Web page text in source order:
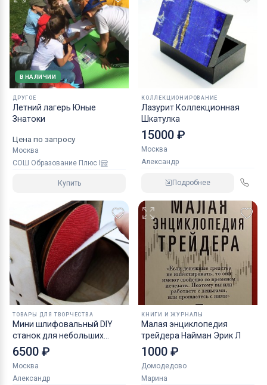
В НАЛИЧИИ
ДРУГОЕ
Летний лагерь Юные
Знатоки
Цена по запросу
Москва
СОШ Образование Плюс I
Купить
КОЛЛЕКЦИОНИРОВАНИЕ
Лазурит Коллекционная
Шкатулка
15000 ₽
Москва
Александр
Подробнее
ТОВАРЫ ДЛЯ ТВОРЧЕСТВА
Мини шлифовальный DIY
станок для небольших
заготовок и изделий
6500 ₽
Москва
Александр
КНИГИ И ЖУРНАЛЫ
Малая энциклопедия
трейдера Найман Эрик Л
1000 ₽
Домодедово
Марина